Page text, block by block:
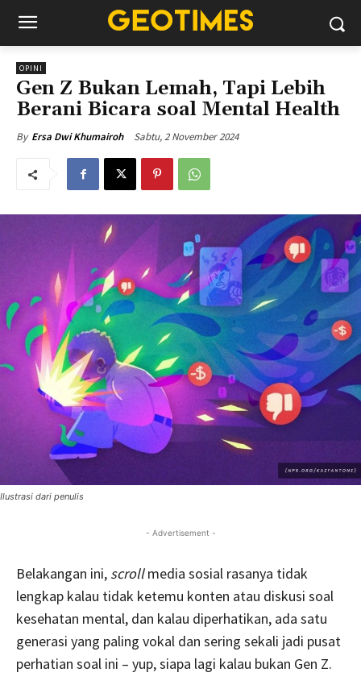
OPINI
Gen Z Bukan Lemah, Tapi Lebih
Berani Bicara soal Mental Health
By Ersa Dwi Khumairoh Sabtu, 2 November 2024
Ilustrasi dari penulis
- Advertisement -
Belakangan ini, scrollmedia sosial rasanya tidak
lengkap kalau tidak ketemu konten atau diskusi soal
kesehatan mental, dan kalau diperhatikan, ada satu
generasi yang paling vokal dan sering sekali jadi pusat
perhatian soal ini – yup, siapa lagi kalau bukan Gen Z.